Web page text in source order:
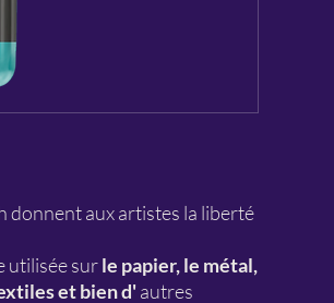
donnent aux artistes la liberté
utilisée surle papier, le métal,
et bien d' autres